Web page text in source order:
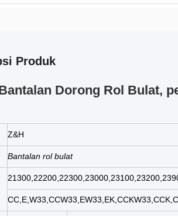
Produk
Dorong Rol Bulat,
Z&H
Bantalan rol bulat